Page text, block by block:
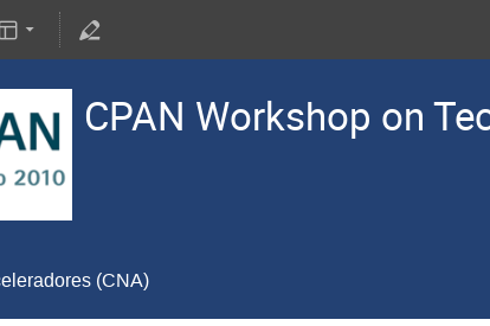
CPAN Workshop on
(CNA)